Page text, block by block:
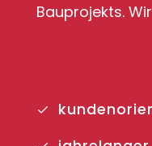
Bauprojekts.